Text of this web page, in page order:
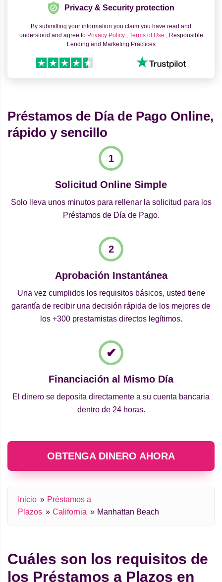
Privacy & Security protection
By submitting your information you claim you have read and
understood and agree to Privacy Policy , Terms of Use , Responsible
Lending and Marketing Practices
Préstamos de Día de Pago Online,
rápido y sencillo
Solicitud Online Simple
Solo lleva unos minutos para rellenar la solicitud para los
Préstamos de Día de Pago.
Aprobación Instantánea
Una vez cumplidos los requisitos básicos, usted tiene
garantía de recibir una decisión rápida de los mejores de
los +300 prestamistas directos legítimos.
Financiación al Mismo Día
El dinero se deposita directamente a su cuenta bancaria
dentro de 24 horas.
OBTENGA DINERO AHORA
Inicio
Préstamos a
Plazos
California Manhattan Beach
Cuáles son los requisitos de
los Préstamos a Plazos en